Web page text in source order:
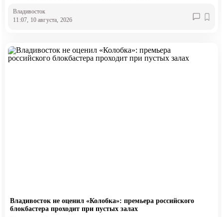
Владивосток
11:07, 10 августа, 2026
Владивосток не оценил «Колобка»: премьера российского
блокбастера проходит при пустых залах